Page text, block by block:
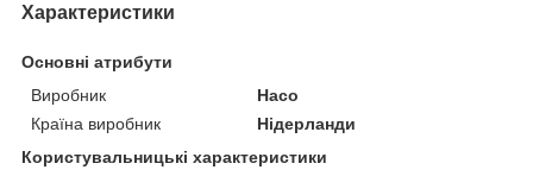
Характеристики
Основні атрибути
Виробник
Haco
Країна виробник
Нідерланди
Користувальницькі характеристики